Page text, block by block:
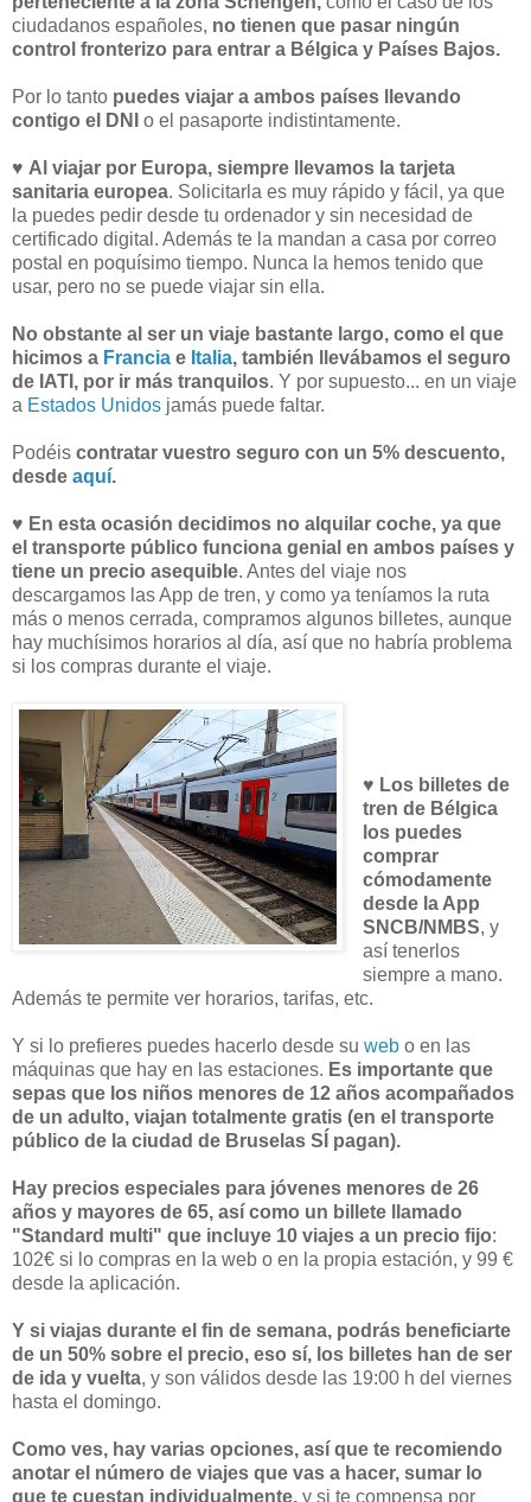
ciudadanos españoles, no tienen que pasar ningún
control fronterizo para entrar a Bélgica y Países Bajos.
Por lo tanto puedes viajar a ambos países llevando
contigo el DNI
o el pasaporte indistintamente.
♥ Al viajar por Europa, siempre llevamos la tarjeta
sanitaria europea. Solicitarla es muy rápido y fácil, ya que
la puedes pedir desde tu ordenador y sin necesidad de
certificado digital. Además te la mandan a casa por correo
postal en poquísimo tiempo. Nunca la hemos tenido que
usar, pero no se puede viajar sin ella.
No obstante al ser un viaje bastante largo, como el que
hicimos a Francia e Italia, también llevábamos el seguro
de IATI, por ir más tranquilos. Y por supuesto... en un viaje
a Estados Unidos jamás puede faltar.
Podéis contratar vuestro seguro con un 5% descuento,
desde aquí.
♥ En esta ocasión decidimos no alquilar coche, ya que
el transporte público funciona genial en ambos países y
tiene un precio asequible. Antes del viaje nos
descargamos las App de tren, y como ya teníamos la ruta
más o menos cerrada, compramos algunos billetes, aunque
hay muchísimos horarios al día, así que no habría problema
si los compras durante el viaje.
♥ Los billetes de
tren de Bélgica
los puedes
comprar
cómodamente
desde la App
SNCB/NMBS, y
así tenerlos
siempre a mano.
Además te permite ver horarios, tarifas, etc.
Y si lo prefieres puedes hacerlo desde su web o en las
máquinas que hay en las estaciones. Es importante que
sepas que los niños menores de 12 años acompañados
de un adulto, viajan totalmente gratis (en el transporte
público de la ciudad de Bruselas SÍ pagan).
Hay precios especiales para jóvenes menores de 26
años y mayores de 65, así como un billete llamado
"Standard multi" que incluye 10 viajes a un precio fijo:
102€ si lo compras en la web o en la propia estación, y 99 €
desde la aplicación.
Y si viajas durante el fin de semana, podrás beneficiarte
de un 50% sobre el precio, eso sí, los billetes han de ser
de ida y vuelta, y son válidos desde las 19:00 h del viernes
hasta el domingo.
Como ves, hay varias opciones, así que te recomiendo
anotar el número de viajes que vas a hacer, sumar lo
que te cuestan individualmente, y si te compensa por